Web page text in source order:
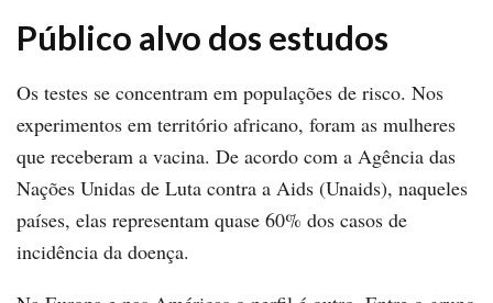
Público alvo dos estudos
Os testes se concentram em populações de risco. Nos
experimentos em território africano, foram as mulheres
que receberam a vacina. De acordo com a Agência das
Nações Unidas de Luta contra a Aids (Unaids), naqueles
países, elas representam quase 60% dos casos de
incidência da doença.